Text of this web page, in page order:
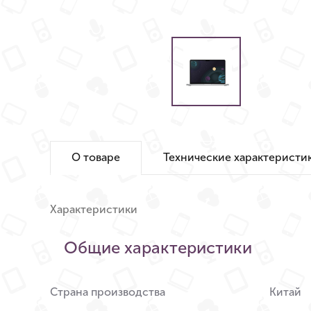
О товаре Технические
Характеристики
Общие характеристики
Страна производства
Китай